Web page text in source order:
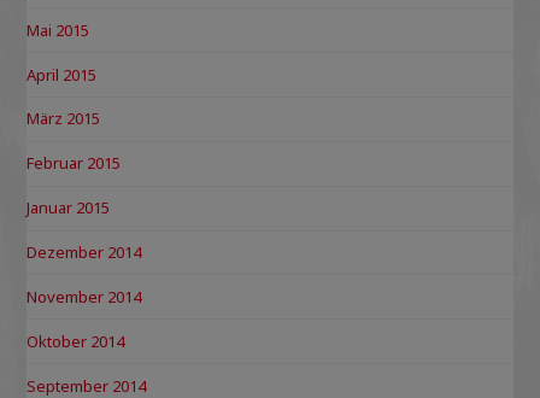
Mai 2015
April 2015
März 2015
Februar 2015
Januar 2015
Dezember 2014
November 2014
Oktober 2014
September 2014